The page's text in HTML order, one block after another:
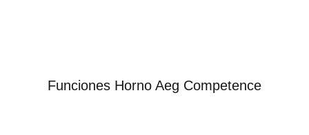
Funciones Horno Aeg Competence